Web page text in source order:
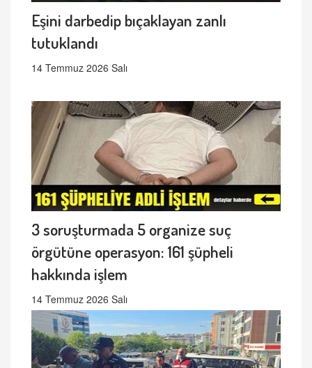
Eşini darbedip bıçaklayan zanlı
tutuklandı
14 Temmuz 2026 Salı
3 soruşturmada 5 organize suç
örgütüne operasyon: 161 şüpheli
hakkında işlem
14 Temmuz 2026 Salı